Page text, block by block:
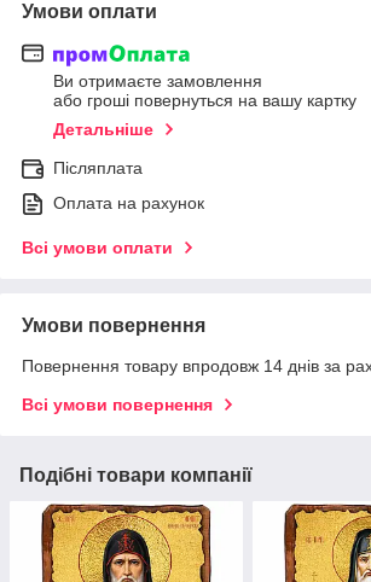
Умови оплати
Ви отримаєте замовлення
або гроші повернуться на вашу картку
Детальніше
Післяплата
Оплата на рахунок
Всі умови оплати
Умови повернення
Повернення товару впродовж 14 днів за
Всі умови повернення
Подібні товари компанії